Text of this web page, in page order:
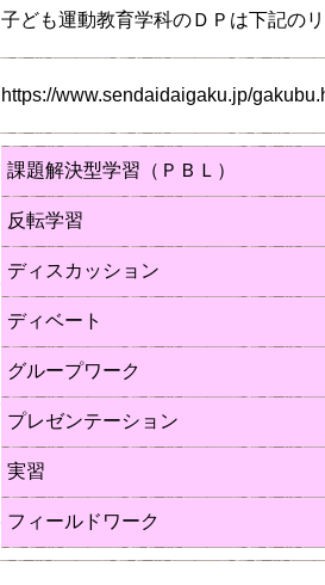
子ども運動教育学科のＤＰは下記の
https://www.sendaidaigaku.jp/
課題解決型学習（ＰＢＬ）
反転学習
ディスカッション
ディベート
グループワーク
プレゼンテーション
実習
フィールドワーク